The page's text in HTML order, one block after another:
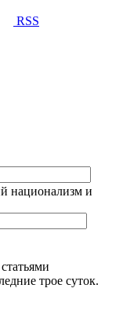
RSS
национализм и
трое суток.